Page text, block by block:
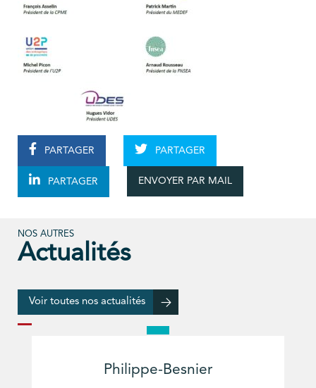
PARTAGER PARTAGER
PARTAGER ENVOYER PAR MAIL
NOS AUTRES
Actualités
Voir toutes nos actualités
Philippe-Besnier